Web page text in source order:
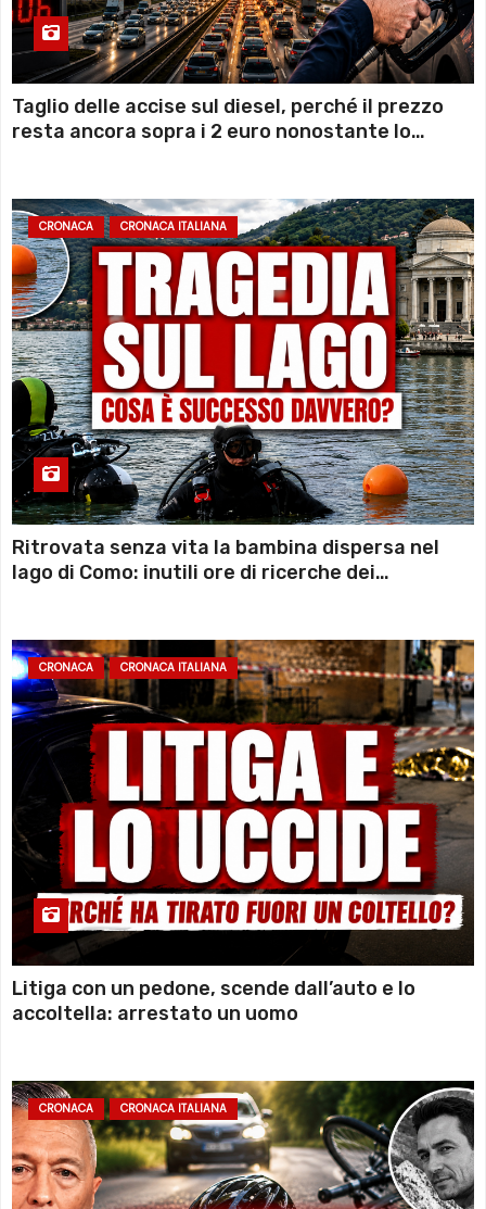
Taglio delle accise sul diesel, perché il prezzo
resta ancora sopra i 2 euro nonostante lo
CRONACA CRONACA ITALIANA
Ritrovata senza vita la bambina dispersa nel
lago di Como: inutili ore di ricerche dei
CRONACA CRONACA ITALIANA
Litiga con un pedone, scende dall’auto e lo
accoltella: arrestato un uomo
CRONACA CRONACA ITALIANA